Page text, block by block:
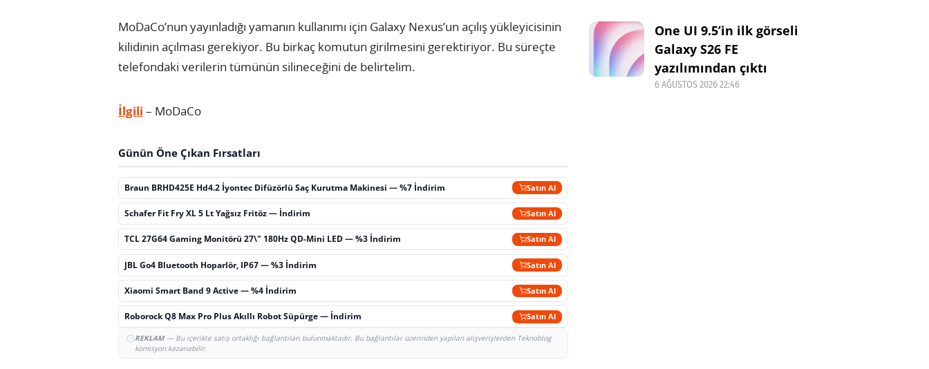
MoDaCo’nun yayınladığı yamanın kullanımı için Galaxy Nexus’un açılış yükleyicisinin
kilidinin açılması gerekiyor. Bu birkaç komutun girilmesini gerektiriyor. Bu süreçte
telefondaki verilerin tümünün silineceğini de belirtelim.
İlgili – MoDaCo
Günün Öne Çıkan Fırsatları
Braun BRHD425E Hd4.2 İyontec Difüzörlü Saç Kurutma Makinesi — %7 İndirim Satın Al
Schafer Fit Fry XL 5 Lt Yağsız Fritöz — İndirim Satın Al
TCL 27G64 Gaming Monitörü 27\" 180Hz QD-Mini LED — %3 İndirim Satın Al
JBL Go4 Bluetooth Hoparlör, IP67 — %3 İndirim Satın Al
Xiaomi Smart Band 9 Active — %4 İndirim Satın Al
Roborock Q8 Max Pro Plus Akıllı Robot Süpürge — İndirim Satın Al
REKLAM— Bu içerikte satış ortaklığı bağlantıları bulunmaktadır. Bu bağlantılar üzerinden yapılan alışverişlerden Teknoblog
komisyon kazanabilir.
One UI 9.5’in ilk görseli
Galaxy S26 FE
yazılımından çıktı
6 AĞUSTOS 2026 22:46